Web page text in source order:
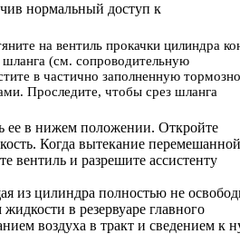
нормальный доступ к
на вентиль прокачки цилиндра
(см. сопроводительную
в частично заполненную
Проследите, чтобы срез шланга
ее в нижем положении. Откройте
Когда вытекание
вентиль и разрешите ассистенту
из цилиндра полностью не
в резервуаре главного
воздуха в тракт и сведением к